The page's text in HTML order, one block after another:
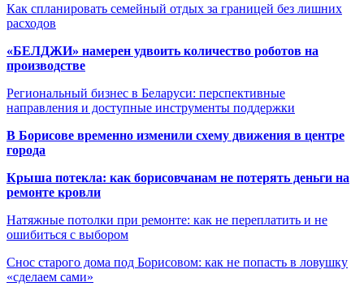
Как спланировать семейный отдых за границей без лишних
расходов
«БЕЛДЖИ» намерен удвоить количество роботов на
производстве
Региональный бизнес в Беларуси: перспективные
направления и доступные инструменты поддержки
В Борисове временно изменили схему движения в центре
города
Крыша потекла: как борисовчанам не потерять деньги на
ремонте кровли
Натяжные потолки при ремонте: как не переплатить и не
ошибиться с выбором
Снос старого дома под Борисовом: как не попасть в ловушку
«сделаем сами»